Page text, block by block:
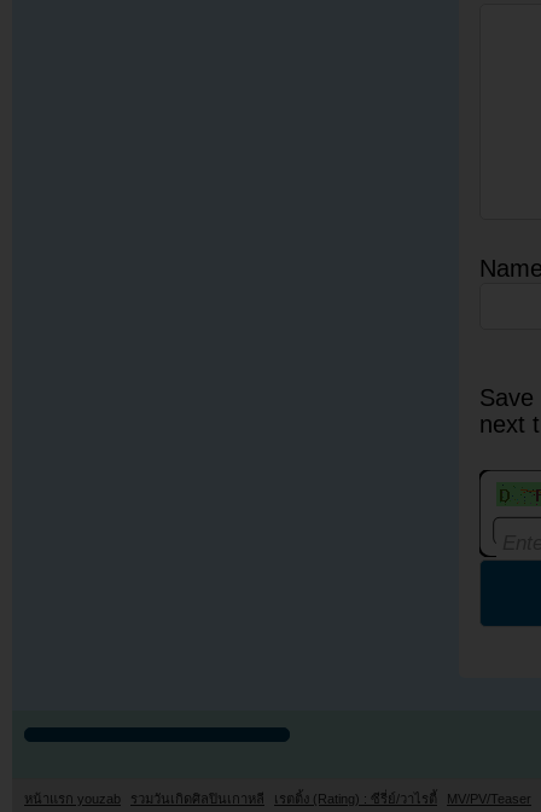
next
หน้าแรก youzab รวมวันเกิดศิลปินเกาหลี เรตติ้ง (Rating) : ซีรี่ย์/วาไรตี้
MV/PV/Teaser